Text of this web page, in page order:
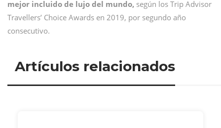
mejor incluido de lujo del mundo, según los Trip Advisor
Travellers’ Choice Awards en 2019, por segundo año
consecutivo.
Artículos relacionados